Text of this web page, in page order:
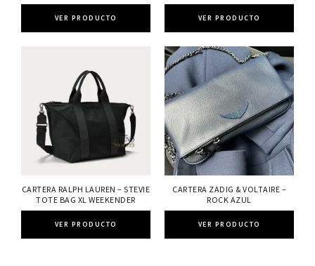
VER PRODUCTO VER PRODUCTO
CARTERA RALPH LAUREN – STEVIE
TOTE BAG XL WEEKENDER
VER PRODUCTO
CARTERA ZADIG & VOLTAIRE –
ROCK AZUL
VER PRODUCTO